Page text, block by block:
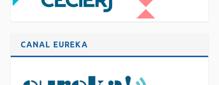
CANAL EUREKA